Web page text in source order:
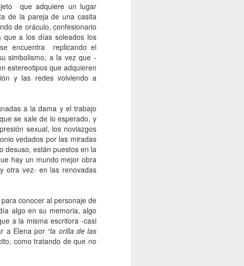
que adquiere un lugar
de la pareja de una casita
de oráculo, confesionario
que a los días soleados los
encuentra replicando el
simbolismo, a la vez que -
estereotipos que adquieren
y las redes volviendo a
a la dama y el trabajo
se sale de lo esperado, y
sexual, los noviazgos
vedados por las miradas
desuso, están puestos en la
hay un mundo mejor obra
otra vez- en las renovadas
conocer al personaje de
algo en su memoria, algo
a la misma escritora -casi
a Elena por “la orilla de las
como tratando de que no